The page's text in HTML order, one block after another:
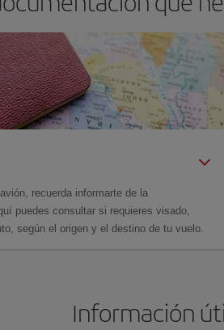
recuerda informarte de la
puedes consultar si requieres visado,
según el origen y el destino de tu vuelo.
Información